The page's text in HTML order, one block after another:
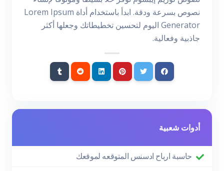
نصوص بسرعة ودقة. ابدأ باستخدام أداة Lorem Ipsum
Generator اليوم لتحسين تخطيطاتك وجعلها أكثر
جاذبية وفعالية.
أدوات شعبية
حاسبة ارباح ادسنس المتوقعه لموقعك